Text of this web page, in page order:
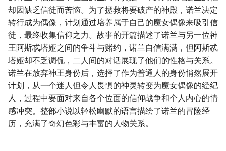
却因缺乏信徒而苦恼。为了拯救将要破产的神殿，诺兰决定
转行成为偶像，计划通过培养属于自己的魔女偶像来吸引信
徒，最终收集信仰之力。故事的开篇描述了诺兰与另一位神
王阿斯忒塔娅之间的争斗与赌约，诺兰自信满满，但阿斯忒
塔娅却不乏调侃，二人间的对话展现了他们的性格与关系。
诺兰在放弃神王身份后，选择了作为普通人的身份悄然展开
计划，从一个迷人但令人畏惧的神灵转变为魔女偶像的经纪
人，过程中要面对来自各个位面的信仰战争和个人内心的情
感冲突。整部小说以轻松幽默的语言描绘了诺兰的冒险经
历，充满了奇幻色彩与丰富的人物关系。